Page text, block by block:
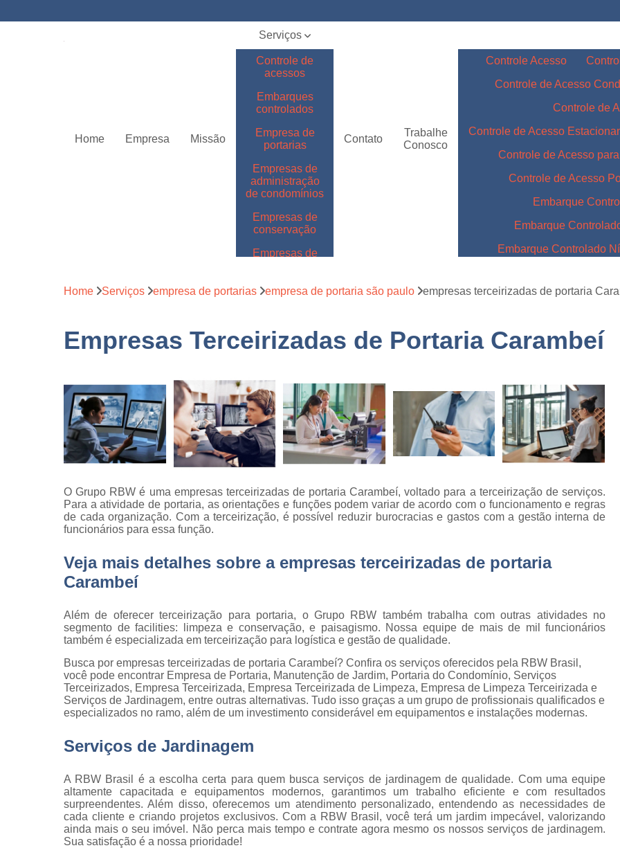
Home Empresa Missão
Serviços
Controle de
acessos
Embarques
controlados
Empresa de
portarias
Empresas de
administração
de condomínios
Empresas de
conservação
Empresas de
Empresas de
Empresas de
logística
monitoramento
Empresas de
paisagismo
Empresas de
recrutamento e
seleção
Empresas de
terceirização
Gestões de
qualidade
peça
Inspeção de
recebimentos
Manutenção de
jardins
Movimentação
Contato
Trabalhe
Conosco
Controle Acesso
Controle de Acesso
Controle de
Controle de Acesso
Controle de Acesso
Controle de Acesso
Embarque
Embarque
Embarque Controlado
Embarque Controlado para
Empresa de Portaria
Empresa de Portaria São
Empresa de
Empresa Portaria e
Empresa Terceirizada
Empresa
Empresa
Empresa
Empresa
Empresa
Empresa
Empresa de Gestão de
Empresa
Empresa
Empresa
Empresa de
Empresa de
Empresa de
Empresa de
Empresa
Home Serviços empresa de portarias empresa de portaria são paulo empresas terceirizadas de portaria
Empresas Terceirizadas de Portaria Carambeí
O Grupo RBW é uma empresas terceirizadas de portaria Carambeí, voltado para a terceirização de serviços.
Para a atividade de portaria, as orientações e funções podem variar de acordo com o funcionamento e regras
de cada organização. Com a terceirização, é possível reduzir burocracias e gastos com a gestão interna de
funcionários para essa função.
Veja mais detalhes sobre a empresas terceirizadas de portaria
Carambeí
Além de oferecer terceirização para portaria, o Grupo RBW também trabalha com outras atividades no
segmento de facilities: limpeza e conservação, e paisagismo. Nossa equipe de mais de mil funcionários
também é especializada em terceirização para logística e gestão de qualidade.
Busca por empresas terceirizadas de portaria Carambeí? Confira os serviços oferecidos pela RBW Brasil,
você pode encontrar Empresa de Portaria, Manutenção de Jardim, Portaria do Condomínio, Serviços
Terceirizados, Empresa Terceirizada, Empresa Terceirizada de Limpeza, Empresa de Limpeza Terceirizada e
Serviços de Jardinagem, entre outras alternativas. Tudo isso graças a um grupo de profissionais qualificados e
especializados no ramo, além de um investimento considerável em equipamentos e instalações modernas.
Serviços de Jardinagem
A RBW Brasil é a escolha certa para quem busca serviços de jardinagem de qualidade. Com uma equipe
altamente capacitada e equipamentos modernos, garantimos um trabalho eficiente e com resultados
surpreendentes. Além disso, oferecemos um atendimento personalizado, entendendo as necessidades de
cada cliente e criando projetos exclusivos. Com a RBW Brasil, você terá um jardim impecável, valorizando
ainda mais o seu imóvel. Não perca mais tempo e contrate agora mesmo os nossos serviços de jardinagem.
Sua satisfação é a nossa prioridade!